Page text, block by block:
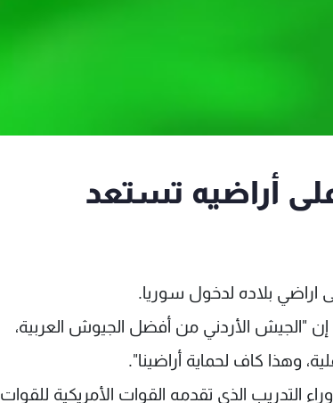
أراضيه تستعد
اراضي بلاده لدخول سوريا.
إن "الجيش الأردني من أفضل الجيوش العربية،
وهذا كاف لحماية أراضينا".
الذى تقدمه القوات الأمريكية للقوات